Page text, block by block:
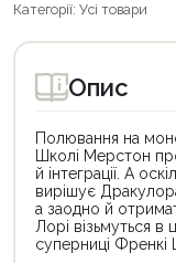
Категорії: Усі товари
Опис
Полювання на
Школі Мерстон
й інтеграції. А
вирішує
а заодно й
Лорі візьмуться
суперниці Френкі